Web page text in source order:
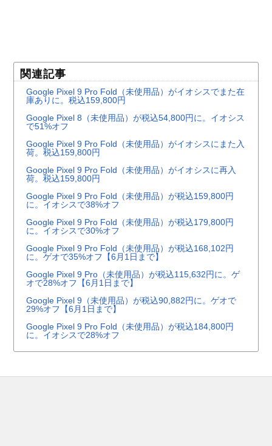
関連記事
Google Pixel 9 Pro Fold（未使用品）がイオシスでまた在
庫ありに。税込159,800円
Google Pixel 8（未使用品）が税込54,800円に。イオシス
で51%オフ
Google Pixel 9 Pro Fold（未使用品）がイオシスにまた入
荷。税込159,800円
Google Pixel 9 Pro Fold（未使用品）がイオシスに再入
荷。税込159,800円
Google Pixel 9 Pro Fold（未使用品）が税込159,800円
に。イオシスで38%オフ
Google Pixel 9 Pro Fold（未使用品）が税込179,800円
に。イオシスで30%オフ
Google Pixel 9 Pro Fold（未使用品）が税込168,102円
に。ゲオで35%オフ【6月1日まで】
Google Pixel 9 Pro（未使用品）が税込115,632円に。ゲ
オで28%オフ【6月1日まで】
Google Pixel 9（未使用品）が税込90,882円に。ゲオで
29%オフ【6月1日まで】
Google Pixel 9 Pro Fold（未使用品）が税込184,800円
に。イオシスで28%オフ